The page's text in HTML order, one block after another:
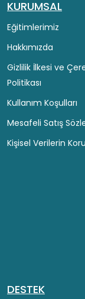
KURUMSAL
Eğitimlerimiz
Hakkımızda
Gizlilik İlkesi ve
Politikası
Kullanım Koşulları
Mesafeli Satış
Kişisel Verilerin
DESTEK